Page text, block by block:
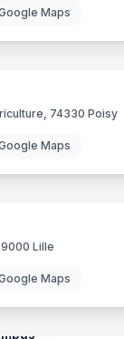
Maps
74330 Poisy
Maps
Lille
Maps